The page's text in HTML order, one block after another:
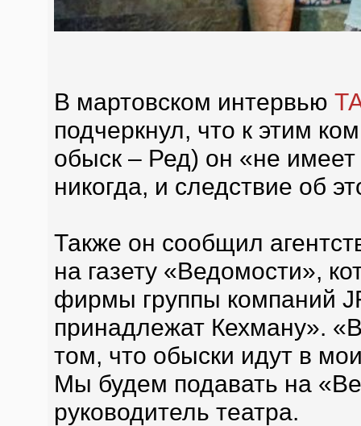
В мартовском интервью
подчеркнул, что к этим
обыск – Ред) он «не
никогда, и следствие об
Также он сообщил
на газету «Ведомости»,
фирмы группы компаний
принадлежат Кехману».
том, что обыски идут в
Мы будем подавать на
руководитель театра.